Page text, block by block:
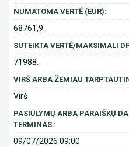
NUMATOMA VERTĖ (EUR):
68761,9.
SUTEIKTA VERTĖ/MAKSIMALI
71988.
VIRŠ ARBA ŽEMIAU
Virš
PASIŪLYMŲ ARBA PARAIŠKŲ
TERMINAS :
09/07/2026 09:00